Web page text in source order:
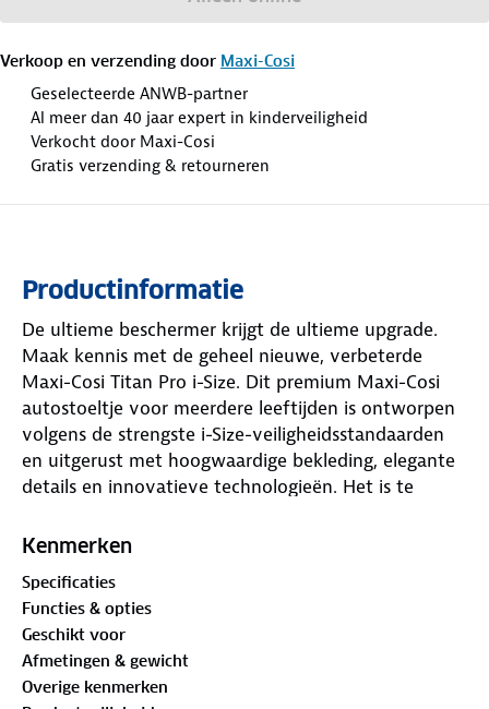
Verkoop en verzending door Maxi-Cosi
Geselecteerde ANWB-partner
Al meer dan 40 jaar expert in kinderveiligheid
Verkocht door Maxi-Cosi
Gratis verzending & retourneren
Productinformatie
De ultieme beschermer krijgt de ultieme upgrade.
Maak kennis met de geheel nieuwe, verbeterde
Maxi-Cosi Titan Pro i-Size. Dit premium Maxi-Cosi
autostoeltje voor meerdere leeftijden is ontworpen
volgens de strengste i-Size-veiligheidsstandaarden
en uitgerust met hoogwaardige bekleding, elegante
details en innovatieve technologieën. Het is te
rugleuning en is een superieur ISOFIX-autostoeltje
Met een indrukwekkende vier-sterrenscore van
StiWa/ADAC herfst 2022 testresultaten, werd Maxi-
Cosi Titan Pro i-Size beschouwd als 'het veiligste i-
size meegroei autostoeltje met harnas ooit'. Het
Kenmerken
Specificaties
Functies & opties
Geschikt voor
Afmetingen & gewicht
Overige kenmerken